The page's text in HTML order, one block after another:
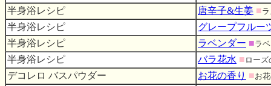
半身浴レシピ 唐辛子&生姜 ■
半身浴レシピ
グレープフルー
半身浴レシピ
ラベンダー ■ラ
半身浴レシピ バラ花水 ■ ローズ
デコレロ バスパウダー お花の香り ■お